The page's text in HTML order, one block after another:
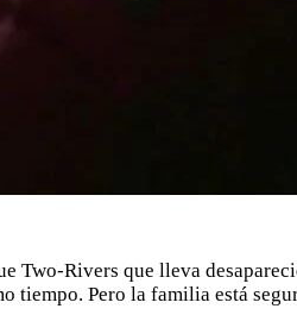
Two-Rivers que lleva
tiempo. Pero la familia está